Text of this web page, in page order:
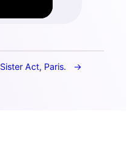
Sister Act, Paris.